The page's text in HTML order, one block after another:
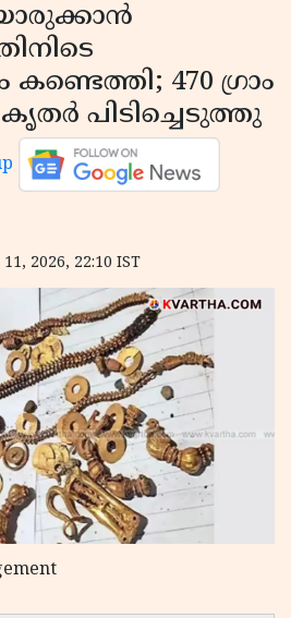
470 ഗ്രാം
പിടിച്ചെടുത്തു
11, 2026, 22:10 IST